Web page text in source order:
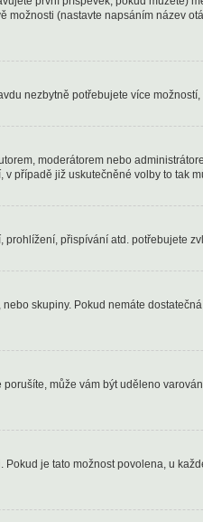
(nastavte napsáním název
nezbytně potřebujete více
moderátorem nebo
případě již uskutečněné volby to tak
přispívání atd. potřebujete
skupiny. Pokud nemáte
může vám být uděleno
je tato možnost povolena, u